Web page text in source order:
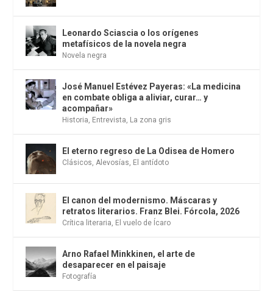
Leonardo Sciascia o los orígenes
metafísicos de la novela negra
Novela negra
José Manuel Estévez Payeras: «La medicina
en combate obliga a aliviar, curar… y
acompañar»
Historia, Entrevista, La zona gris
El eterno regreso de La Odisea de Homero
Clásicos,Alevosías, El antídoto
El canon del modernismo. Máscaras y
retratos literarios. Franz Blei. Fórcola, 2026
Crítica literaria, El vuelo de Ícaro
Arno Rafael Minkkinen, el arte de
desaparecer en el paisaje
Fotografía